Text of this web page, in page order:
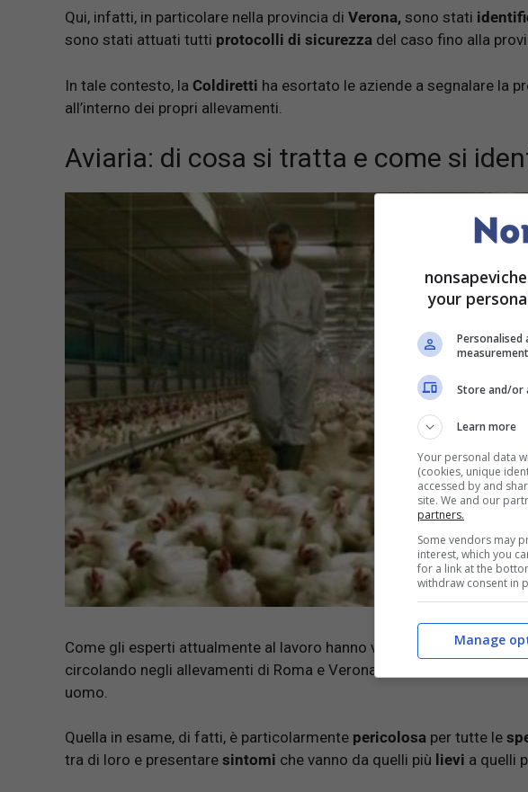
Qui, infatti, in particolare nella provincia di Verona, sono stati
sono stati attuati tutti protocolli di sicurezza del caso fino alla
In tale contesto, la Coldiretti ha esortato le aziende a segnalare la
all’interno dei propri allevamenti.
Aviaria: di cosa si tratta e come si
Come gli esperti attualmente al lavoro hanno voluto sottolineare, ad
circolando negli allevamenti di Roma e Verona non sembra avere la
uomo.
Quella in esame, di fatti, è particolarmente pericolosa per tutte le
tra di loro e presentare sintomi che vanno da quelli più lievi a quelli
your
Store and/or
Learn more
Your personal data
(cookies, unique
accessed by and
site. We and our
partners.
Some vendors may
interest, which you
for a link at the
withdraw consent in
Manage